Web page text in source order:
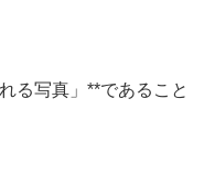
る写真」**であること